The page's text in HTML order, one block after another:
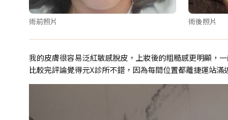
術前照片 術後照片
我的皮膚很容易泛紅敏感脫皮，上妝後的粗糙感更明顯，
比較完評論覺得元X診所不錯，因為每間位置都離捷運站